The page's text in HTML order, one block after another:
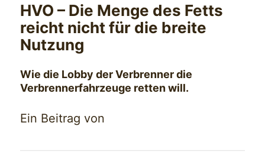
HVO – Die Menge des Fetts
reicht nicht für die breite
Nutzung
Wie die Lobby der Verbrenner die
Verbrennerfahrzeuge retten will.
Ein Beitrag von